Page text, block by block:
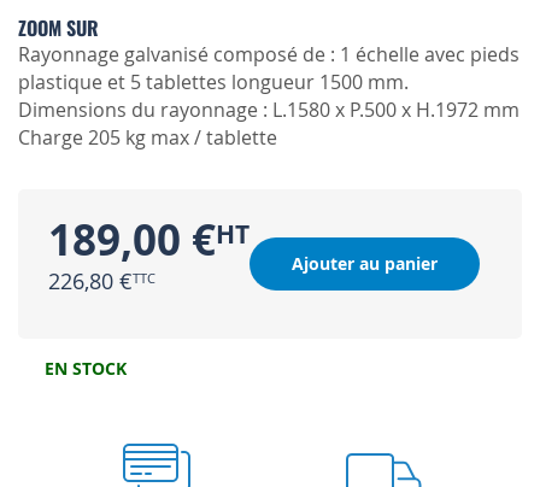
ZOOM SUR
Rayonnage galvanisé composé de : 1 échelle avec pieds
plastique et 5 tablettes longueur 1500 mm.
Dimensions du rayonnage : L.1580 x P.500 x H.1972 mm
Charge 205 kg max / tablette
189,00 €
226,80 €
Ajouter au panier
EN STOCK